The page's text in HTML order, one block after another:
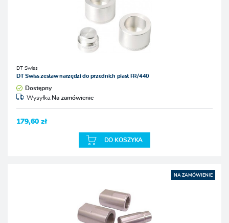
DT Swiss
DT Swiss zestaw narzędzi do przednich piast FR/440
Dostępny
Wysyłka:Na zamówienie
179,60 zł
DO KOSZYKA
NA ZAMÓWIENIE